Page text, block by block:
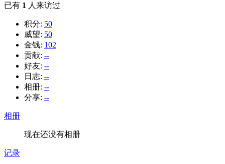
已有 1 人来访过
积分: 50
威望: 50
金钱: 102
贡献: --
好友: --
日志: --
相册: --
分享: --
相册
现在还没有相册
记录